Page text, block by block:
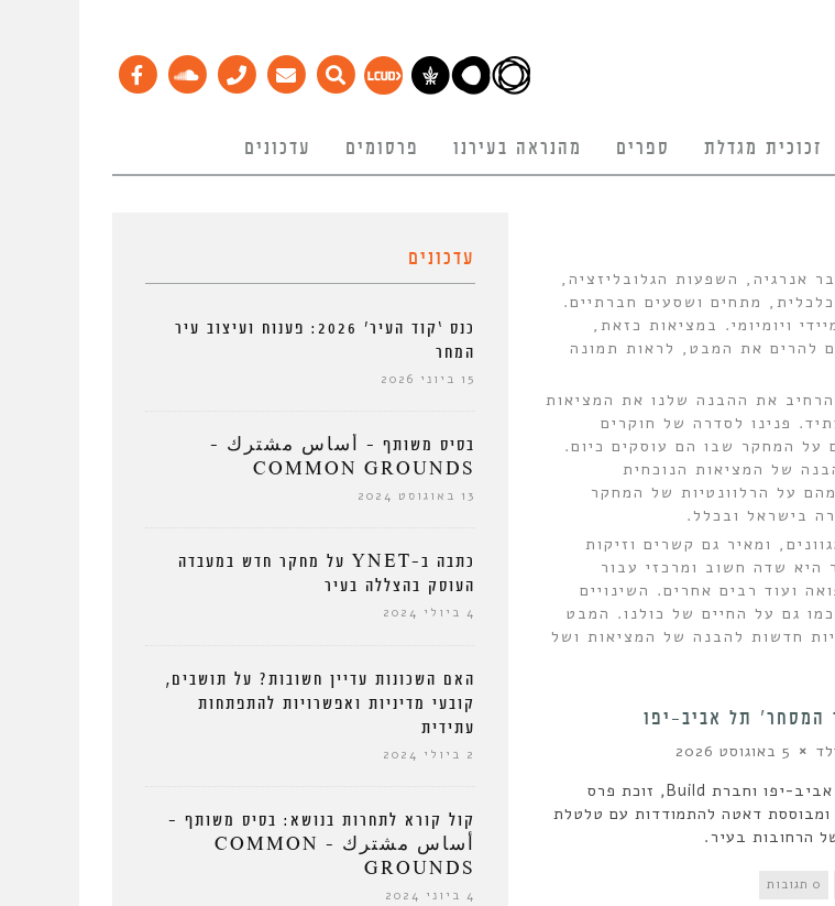
זכוכית מגדלת ספרים מהנראה בעירנו פרסומים עדכונים
אנרגיה, השפעות הגלובליזציה,
מתחים ושסעים חברתיים.
ויומיומי. במציאות כזאת,
להרים את המבט, לראות תמונה
את ההבנה שלנו את המציאות
פנינו לסדרה של חוקרים
על המחקר שבו הם עוסקים כיום.
של המציאות הנוכחית
על הרלוונטיות של המחקר
בישראל ובכלל.
ומאיר גם קשרים וזיקות
היא שדה חשוב ומרכזי עבור
ועוד רבים אחרים. השינויים
גם על החיים של כולנו. המבט
חדשות להבנה של המציאות ושל
5 באוגוסט 2026
'עתיד המסחר' של עיריית תל אביב-יפו וחברת Build, זוכת פרס
ומבוססת דאטה להתמודדות עם טלטלת
הרחובות בעיר.
0 תגובות
עדכונים
כנס ‘קוד העיר’ 2026: פענוח ועיצוב עיר
המחר
15 ביוני 2026
בסיס משותף – أساس مشترك –
COMMON GROUNDS
13 באוגוסט 2024
כתבה ב-YNET על מחקר חדש במעבדה
העוסק בהצללה בעיר
4 ביולי 2024
האם השכונות עדיין חשובות? על תושבים,
קובעי מדיניות ואפשרויות להתפתחות
עתידית
2 ביולי 2024
קול קורא לתחרות בנושא: בסיס משותף –
أساس مشترك – COMMON
GROUNDS
4 ביוני 2024